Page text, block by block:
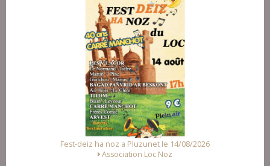
Fest-deiz ha noz a Pluzunet le 14/08/2026
Association Loc Noz